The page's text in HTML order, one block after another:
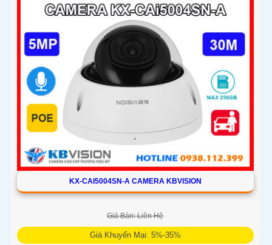
KX-CAI5004SN-A CAMERA KBVISION
Giá Bán: Liên Hệ
Giá Khuyến Mại: 5%-35%